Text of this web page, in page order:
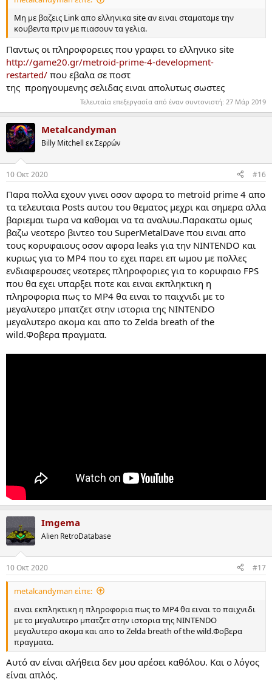
Mη με βαζεις Link απο ελληνικα site αν ειναι σταματαμε την
κουβεντα πριν με πιασουν τα γελια.
Παντως οι πληροφορειες που γραφει το ελληνικο site
http://game20.gr/metroid-prime-4-development-
restarted/ που εβαλα σε ποστ
της προηγουμενης σελιδας ειναι απολυτως σωστες
Τελευταία επεξεργασία από έναν συντονιστή: 27 Μάρ 2019
Metalcandyman
Billy Mitchell εκ Σερρών
10 Οκτ 2020 #16
Παρα πολλα εχουν γινει οσον αφορα το metroid prime 4 απο
τα τελευταια Posts αυτου του θεματος μεχρι και σημερα αλλα
βαριεμαι τωρα να καθομαι να τα αναλυω.Παρακατω ομως
βαζω νεοτερο βιντεο του SuperMetalDave που ειναι απο
τους κορυφαιους οσον αφορα leaks για την NINTENDO και
κυριως για το MP4 που το εχει παρει επ ωμου με πολλες
ενδιαφερουσες νεοτερες πληροφοριες για το κορυφαιο FPS
που θα εχει υπαρξει ποτε και ειναι εκπληκτικη η
πληροφορια πως το MP4 θα ειναι το παιχνιδι με το
μεγαλυτερο μπατζετ στην ιστορια της NINTENDO
μεγαλυτερο ακομα και απο το Zelda breath of the
wild.Φοβερα πραγματα.
Imgema
Alien RetroDatabase
10 Οκτ 2020 #17
metalcandyman είπε:
ειναι εκπληκτικη η πληροφορια πως το MP4 θα ειναι το παιχνιδι
με το μεγαλυτερο μπατζετ στην ιστορια της NINTENDO
μεγαλυτερο ακομα και απο το Zelda breath of the wild.Φοβερα
πραγματα.
Αυτό αν είναι αλήθεια δεν μου αρέσει καθόλου. Και ο λόγος
είναι απλός.